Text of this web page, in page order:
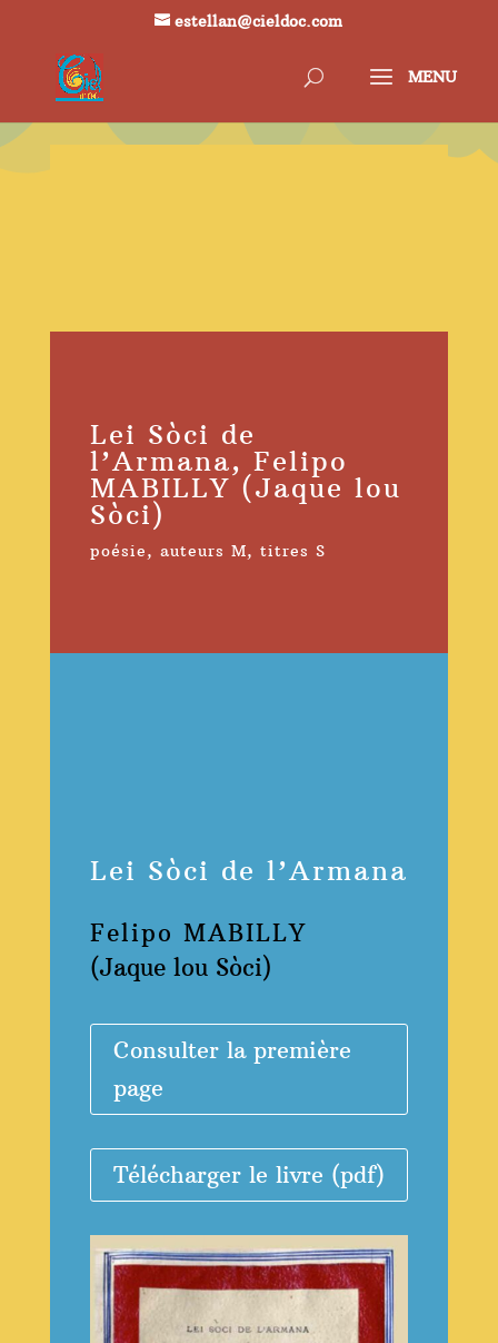
estellan@cieldoc.com
Lei Sòci de
l’Armana, Felipo
MABILLY (Jaque lou
Sòci)
poésie, auteurs M, titres S
Lei Sòci de l’Armana
Felipo MABILLY
(Jaque lou Sòci)
Consulter la première
page
Télécharger le livre (pdf)